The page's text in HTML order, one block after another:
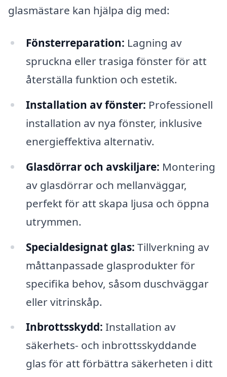
glasmästare kan hjälpa dig med:
Fönsterreparation: Lagning av
spruckna eller trasiga fönster för att
återställa funktion och estetik.
Installation av fönster: Professionell
installation av nya fönster, inklusive
energieffektiva alternativ.
Glasdörrar och avskiljare: Montering
av glasdörrar och mellanväggar,
perfekt för att skapa ljusa och öppna
utrymmen.
Specialdesignat glas: Tillverkning av
måttanpassade glasprodukter för
specifika behov, såsom duschväggar
eller vitrinskåp.
Inbrottsskydd: Installation av
säkerhets- och inbrottsskyddande
glas för att förbättra säkerheten i ditt